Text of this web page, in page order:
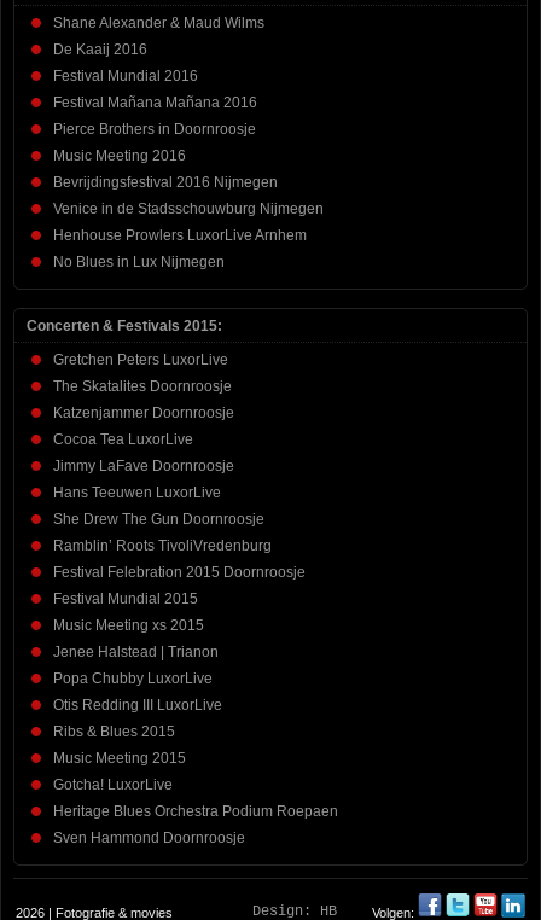
Shane Alexander & Maud Wilms
De Kaaij 2016
Festival Mundial 2016
Festival Mañana Mañana 2016
Pierce Brothers in Doornroosje
Music Meeting 2016
Bevrijdingsfestival 2016 Nijmegen
Venice in de Stadsschouwburg Nijmegen
Henhouse Prowlers LuxorLive Arnhem
No Blues in Lux Nijmegen
Concerten & Festivals 2015:
Gretchen Peters LuxorLive
The Skatalites Doornroosje
Katzenjammer Doornroosje
Cocoa Tea LuxorLive
Jimmy LaFave Doornroosje
Hans Teeuwen LuxorLive
She Drew The Gun Doornroosje
Ramblin’ Roots TivoliVredenburg
Festival Felebration 2015 Doornroosje
Festival Mundial 2015
Music Meeting xs 2015
Jenee Halstead | Trianon
Popa Chubby LuxorLive
Otis Redding III LuxorLive
Ribs & Blues 2015
Music Meeting 2015
Gotcha! LuxorLive
Heritage Blues Orchestra Podium Roepaen
Sven Hammond Doornroosje
2026 | Fotografie & movies Design: HB Volgen: